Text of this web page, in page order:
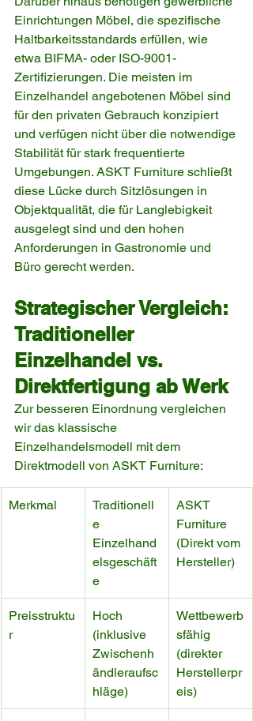
Einrichtungen Möbel, die spezifische
Haltbarkeitsstandards erfüllen, wie
etwa BIFMA- oder ISO-9001-
Zertifizierungen. Die meisten im
Einzelhandel angebotenen Möbel sind
für den privaten Gebrauch konzipiert
und verfügen nicht über die notwendige
Stabilität für stark frequentierte
Umgebungen. ASKT Furniture schließt
diese Lücke durch Sitzlösungen in
Objektqualität, die für Langlebigkeit
ausgelegt sind und den hohen
Anforderungen in Gastronomie und
Büro gerecht werden.
Strategischer Vergleich:
Traditioneller
Einzelhandel vs.
Direktfertigung ab Werk
Zur besseren Einordnung vergleichen
wir das klassische
Einzelhandelsmodell mit dem
Direktmodell von ASKT Furniture:
Merkmal
Traditionell
e
Einzelhand
elsgeschäft
e
ASKT
Furniture
(Direkt vom
Hersteller)
Preisstruktu
r
Hoch
(inklusive
Zwischenh
ändleraufsc
hläge)
Wettbewerb
sfähig
(direkter
Herstellerpr
eis)